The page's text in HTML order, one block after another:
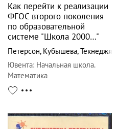
Как перейти к реализации
ФГОС второго поколения
по образовательной
системе "Школа 2000…"
Петерсон, Кубышева,Текнеджян
Ювента: Начальная школа.
Математика